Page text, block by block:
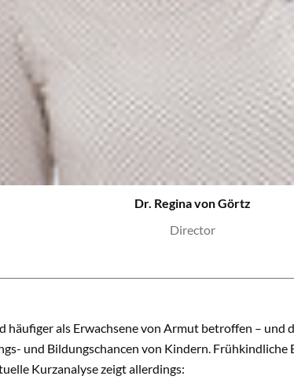
Dr. Regina von Görtz
Director
häufiger als Erwachsene von Armut betroffen – und
und Bildungschancen von Kindern.
Kurzanalyse zeigt allerdings: